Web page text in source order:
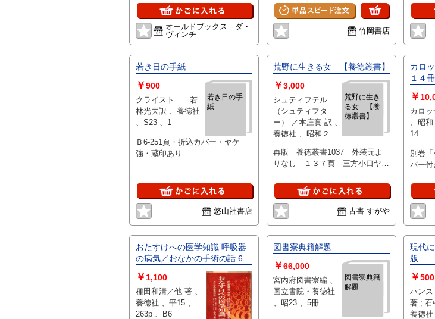
オールドブックス ダ・
ヴィンチ
竹岡書店
若き日の手紙
若き日の手
紙
￥900
クライスト 若
林光夫訳 、養徳社
、S23 、1
Ｂ6-251頁・折込カバー・ヤケ
強・蔵印あり
悠山社書店
荒野に生きる女 【養徳叢書】
荒野に生き
る女 【養
徳叢書】
￥3,000
シュティフテル
（シュティフタ
ー） ／本庄實 訳 、
養徳社 、昭和２４
再版 養徳叢書1037 外装元よ
りなし １３７頁 三方小口ヤケ
少シミ、少ホコリヨゴレ、背文字
は褪色 ＊収録作 「荒野村」
「ブリギッタ」
古書 すがや
カロ
１４
￥
カロッサ 、養
、昭和
14
別巻
バー
おたすけへの医学知識 呼吸器
の病気／おなかの手術の話 6
￥ 1,100
種田和清／他 著 、
養徳社 、平15 、
263p 、B6
図書寮典籍解題
図書寮典籍
解題
￥66,000
宮内府図書寮編 、
国立書院・養徳社
、昭23 、5冊
現代
版
￥500
ハンス
著 ; 石
養徳社 、昭和３０